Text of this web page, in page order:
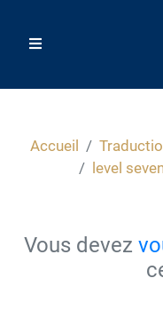
Accueil
level
Vous devez